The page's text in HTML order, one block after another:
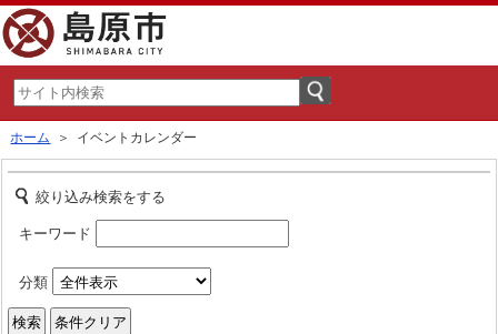
ホーム ＞ イベントカレンダー
絞り込み検索をする
キーワード
分類